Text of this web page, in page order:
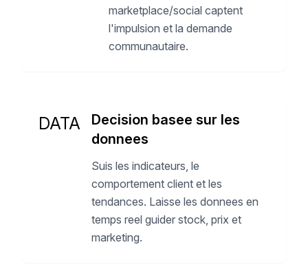
marketplace/social captent
l'impulsion et la demande
communautaire.
DATA
Decision basee sur les
donnees
Suis les indicateurs, le
comportement client et les
tendances. Laisse les donnees en
temps reel guider stock, prix et
marketing.